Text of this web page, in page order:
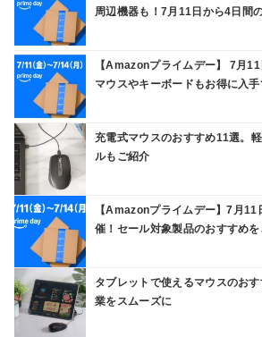
周辺機器も！7月11日から4日間
【Amazonプライムデー】 7月
マウスやキーボードもお得に入手
充電式マウスのおすすめ11選。
ルもご紹介
【Amazonプライムデー】7月11
催！セール対象製品のおすすめを
タブレットで使えるマウスのお
業をスムーズに